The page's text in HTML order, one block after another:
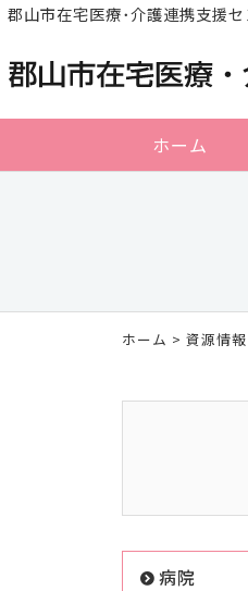
郡山市在宅医療･介護連携支援
ホーム
ホーム > 資源情報
病院